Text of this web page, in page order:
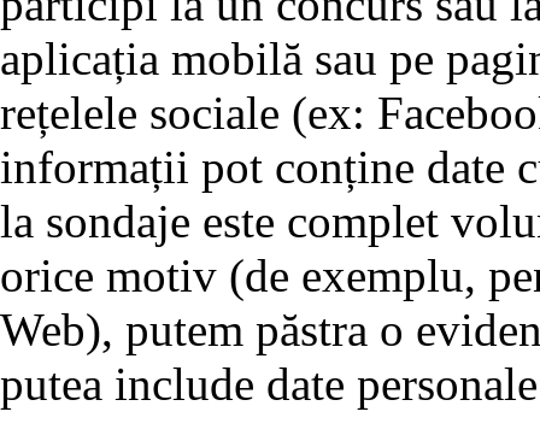
aplicația mobilă sau pe
rețelele sociale (ex:
informații pot conține date
la sondaje este complet
orice motiv (de exemplu,
Web), putem păstra o
putea include date